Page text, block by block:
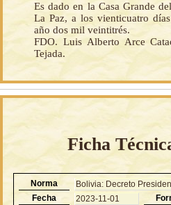
Es dado en la Casa Grande
La Paz, a los vienticuatro
año dos mil veintitrés.
FDO. Luis Alberto Arce
Tejada.
Ficha
Norma
Bolivia: Decreto
Fecha
2023-11-01